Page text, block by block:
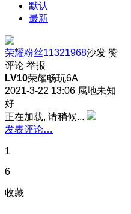
默认
最新
荣耀粉丝11321968沙发 赞
评论 举报
LV10荣耀畅玩6A
2021-3-22 13:06 属地未知
好
正在加载, 请稍候...
发表评论…
1
6
收藏